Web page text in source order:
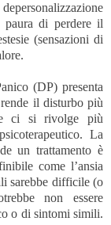
paura di perdere il
(sensazioni di
(DP) presenta
il disturbo più
ci si rivolge più
La
un trattamento è
come l’ansia
sarebbe difficile (o
non essere
o di sintomi simili.